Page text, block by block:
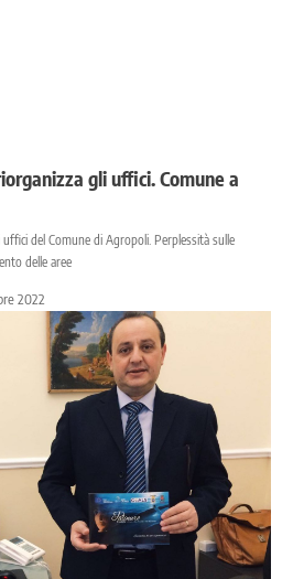
gli uffici. Comune a
del Comune di Agropoli. Perplessità sulle
delle aree
2022